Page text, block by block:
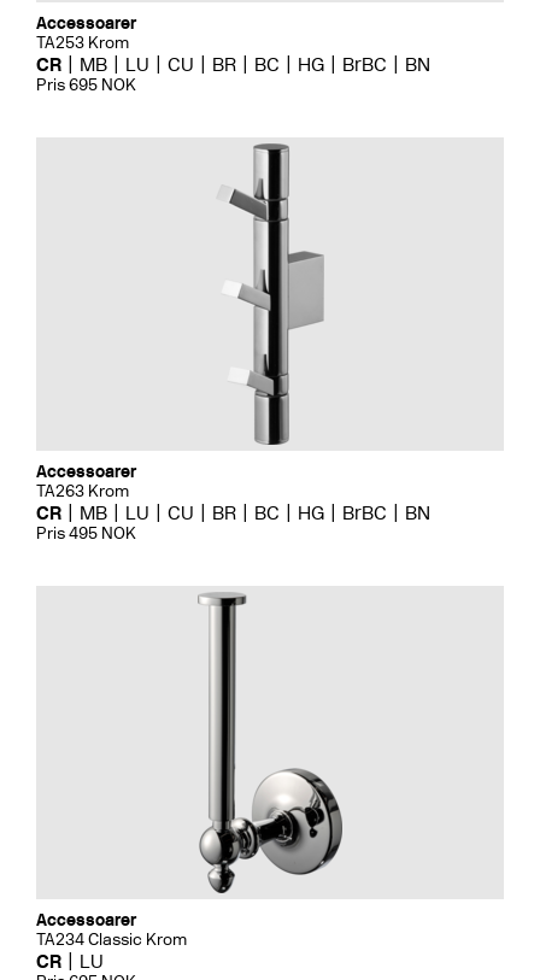
Accessoarer
TA253 Krom
CR MB LU CU BR BC HG BrBC BN
Pris 695 NOK
Accessoarer
TA263 Krom
CR MB LU CU BR BC HG BrBC BN
Pris 495 NOK
Accessoarer
TA234 Classic Krom
CR LU